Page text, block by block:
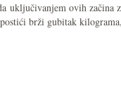
uključivanjem ovih začina
brži gubitak